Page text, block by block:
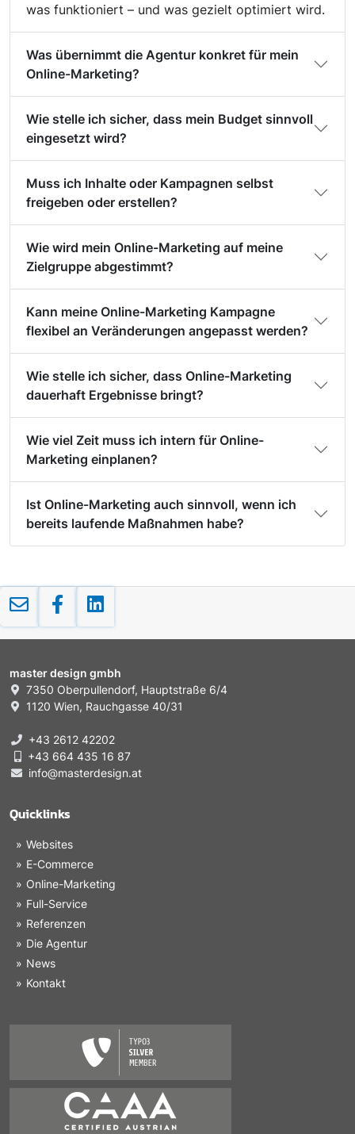
was funktioniert – und was gezielt optimiert wird.
Was übernimmt die Agentur konkret für mein
Online-Marketing?
Wie stelle ich sicher, dass mein Budget sinnvoll
eingesetzt wird?
Muss ich Inhalte oder Kampagnen selbst
freigeben oder erstellen?
Wie wird mein Online-Marketing auf meine
Zielgruppe abgestimmt?
Kann meine Online-Marketing Kampagne
flexibel an Veränderungen angepasst werden?
Wie stelle ich sicher, dass Online-Marketing
dauerhaft Ergebnisse bringt?
Wie viel Zeit muss ich intern für Online-
Marketing einplanen?
Ist Online-Marketing auch sinnvoll, wenn ich
bereits laufende Maßnahmen habe?
master design gmbh
7350 Oberpullendorf, Hauptstraße 6/4
1120 Wien, Rauchgasse 40/31
+43 2612 42202
+43 664 435 16 87
info@masterdesign.at
Quicklinks
Websites
E-Commerce
Online-Marketing
Full-Service
Referenzen
Die Agentur
News
Kontakt